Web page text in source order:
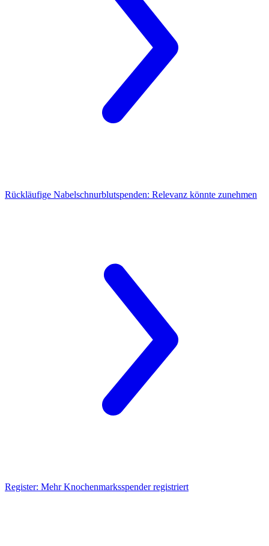
Rückläufige Nabelschnurblutspenden: Relevanz könnte zunehmen
Register: Mehr Knochenmarksspender registriert